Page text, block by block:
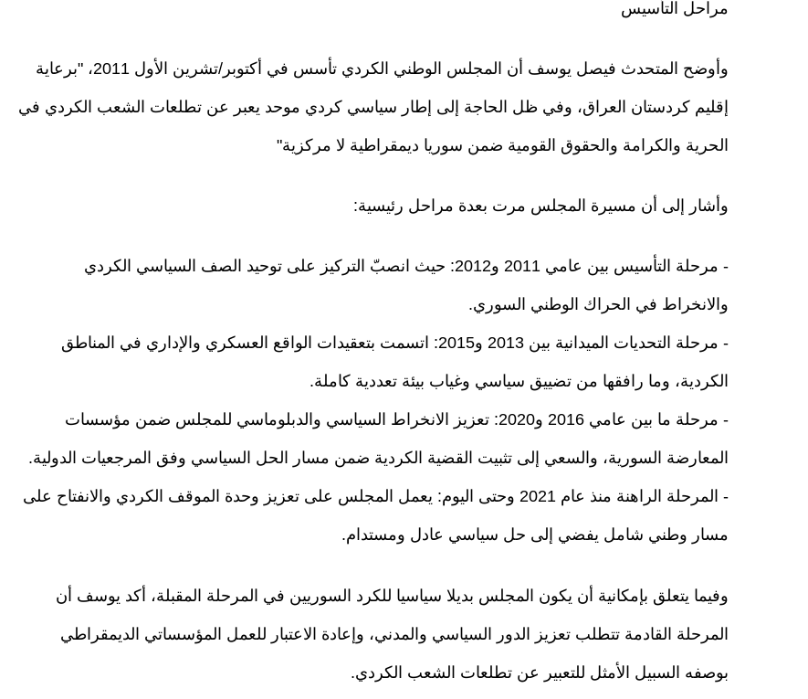
مراحل التأسيس
وأوضح المتحدث فيصل يوسف أن المجلس الوطني الكردي تأسس في أكتوبر/تشرين الأول 2011، "برعاية
إقليم كردستان العراق، وفي ظل الحاجة إلى إطار سياسي كردي موحد يعبر عن تطلعات الشعب الكردي في
الحرية والكرامة والحقوق القومية ضمن سوريا ديمقراطية لا مركزية"
وأشار إلى أن مسيرة المجلس مرت بعدة مراحل رئيسية:
- مرحلة التأسيس بين عامي 2011 و2012: حيث انصبّ التركيز على توحيد الصف السياسي الكردي
والانخراط في الحراك الوطني السوري.
- مرحلة التحديات الميدانية بين 2013 و2015: اتسمت بتعقيدات الواقع العسكري والإداري في المناطق
الكردية، وما رافقها من تضييق سياسي وغياب بيئة تعددية كاملة.
- مرحلة ما بين عامي 2016 و2020: تعزيز الانخراط السياسي والدبلوماسي للمجلس ضمن مؤسسات
المعارضة السورية، والسعي إلى تثبيت القضية الكردية ضمن مسار الحل السياسي وفق المرجعيات الدولية.
- المرحلة الراهنة منذ عام 2021 وحتى اليوم: يعمل المجلس على تعزيز وحدة الموقف الكردي والانفتاح على
مسار وطني شامل يفضي إلى حل سياسي عادل ومستدام.
وفيما يتعلق بإمكانية أن يكون المجلس بديلا سياسيا للكرد السوريين في المرحلة المقبلة، أكد يوسف أن
المرحلة القادمة تتطلب تعزيز الدور السياسي والمدني، وإعادة الاعتبار للعمل المؤسساتي الديمقراطي
بوصفه السبيل الأمثل للتعبير عن تطلعات الشعب الكردي.